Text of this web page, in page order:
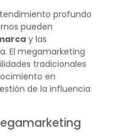
profundo
pueden
y las
El megamarketing
tradicionales
en
de la influencia